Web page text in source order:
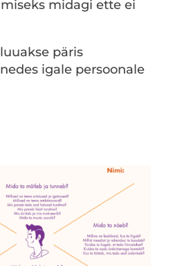
midagi ette ei
päris
igale persoonale